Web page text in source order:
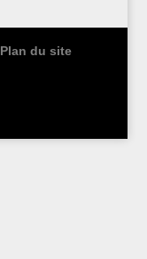
Plan du site